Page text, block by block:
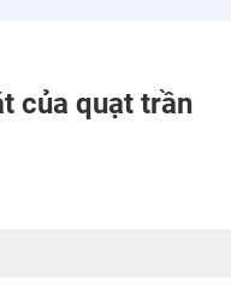
của quạt trần